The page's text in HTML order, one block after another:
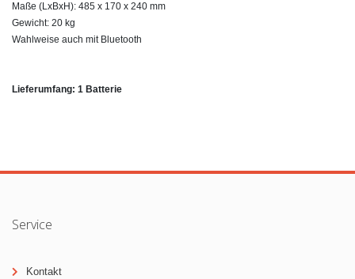
Maße (LxBxH): 485 x 170 x 240 mm
Gewicht: 20 kg
Wahlweise auch mit Bluetooth
Lieferumfang: 1 Batterie
Service
Kontakt